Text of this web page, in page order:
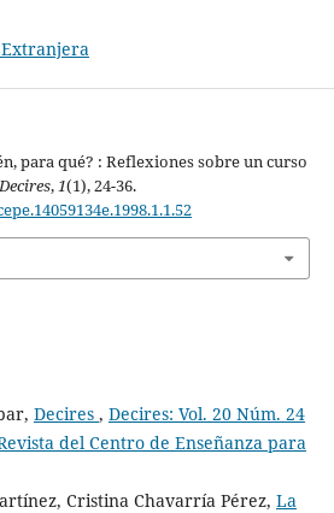
Extranjera
para qué? : Reflexiones sobre un curso
,1(1), 24-36.
Decires , Decires: Vol. 20 Núm. 24
del Centro de Enseñanza para
Cristina Chavarría Pérez, La